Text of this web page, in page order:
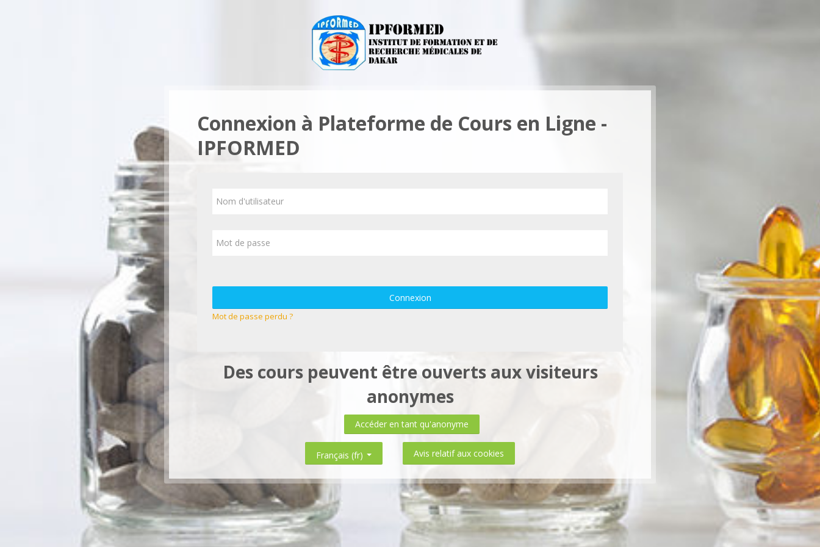
Connexion à Plateforme de Cours en Ligne -
IPFORMED
Connexion
Mot de passe perdu ?
Des cours peuvent être ouverts aux visiteurs
anonymes
Accéder en tant qu'anonyme
Français ‎(fr)‎ Avis relatif aux cookies